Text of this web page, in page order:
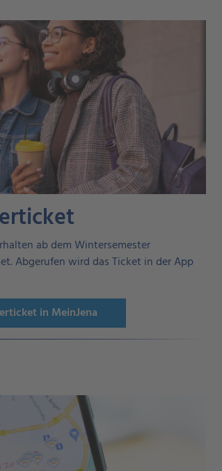
ab dem Wintersemester
Abgerufen wird das Ticket in der App
in MeinJena